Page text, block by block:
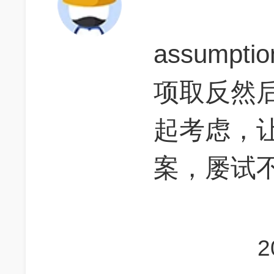
项取反然
起考虑，
案，屡试